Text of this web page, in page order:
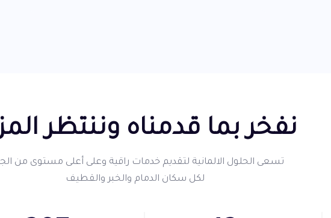
نفخر بما قدمناه وننتظر
تسعى الحلول الالمانية لتقديم خدمات راقية وعلى أعلى مستوى من
لكل سكان الدمام والخبر والقطيف